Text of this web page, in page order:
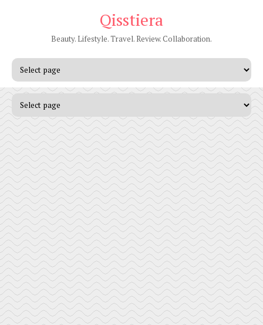
Qisstiera
Beauty. Lifestyle. Travel. Review. Collaboration.